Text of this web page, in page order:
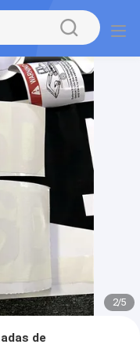
2/5
de